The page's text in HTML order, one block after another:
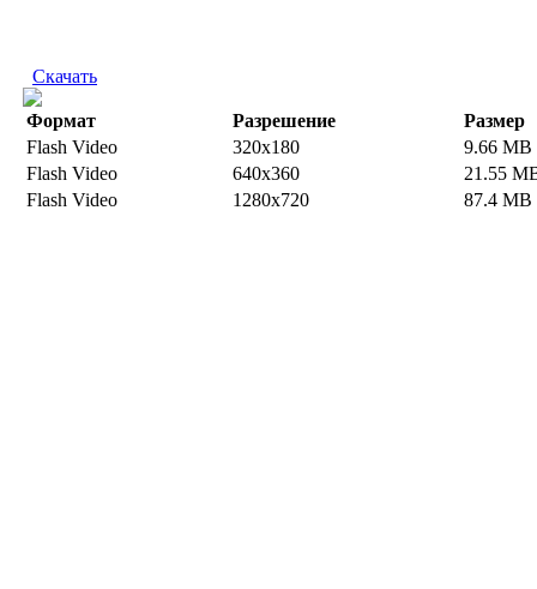
Скачать
Формат Разрешение
Размер
Flash Video
320x180
9.66 MB
Flash Video
640x360
21.55
Flash Video
1280x720 87.4 MB